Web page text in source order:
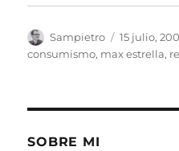
Autor
Sampietro
Publicado
el
15 julio,
consumismo, max estrella,
SOBRE MI